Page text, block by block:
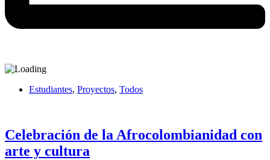
Estudiantes, Proyectos, Todos
Celebración de la Afrocolombianidad con
arte y cultura